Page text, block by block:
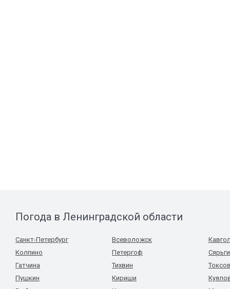
Погода в Ленинградской области
Санкт-Петербург
Колпино
Гатчина
Пушкин
Всеволожск
Петергоф
Тихвин
Кириши
Сярьги